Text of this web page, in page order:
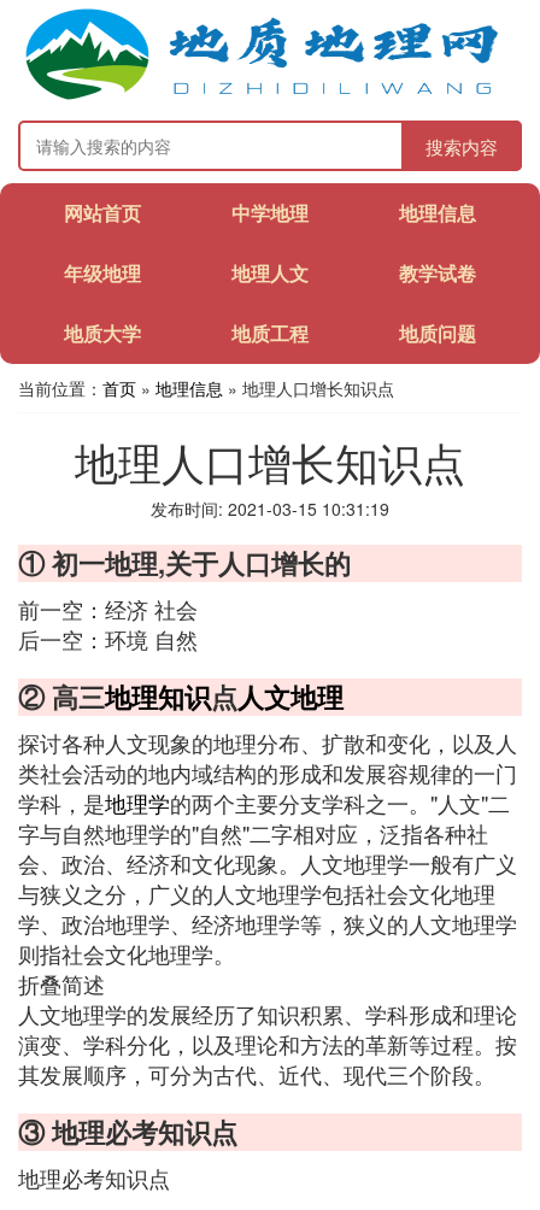
搜索内容
网站首页 中学地理 地理信息
年级地理 地理人文 教学试卷
地质大学 地质工程 地质问题
当前位置： 首页 » 地理信息 » 地理人口增长知识点
地理人口增长知识点
发布时间: 2021-03-15 10:31:19
① 初一地理,关于人口增长的
前一空：经济 社会
后一空：环境 自然
② 高三地理知识点人文地理
探讨各种人文现象的地理分布、扩散和变化，以及人
类社会活动的地内域结构的形成和发展容规律的一门
学科，是地理学的两个主要分支学科之一。"人文"二
字与自然地理学的"自然"二字相对应，泛指各种社
会、政治、经济和文化现象。人文地理学一般有广义
与狭义之分，广义的人文地理学包括社会文化地理
学、政治地理学、经济地理学等，狭义的人文地理学
则指社会文化地理学。
折叠简述
人文地理学的发展经历了知识积累、学科形成和理论
演变、学科分化，以及理论和方法的革新等过程。按
其发展顺序，可分为古代、近代、现代三个阶段。
③ 地理必考知识点
地理必考知识点